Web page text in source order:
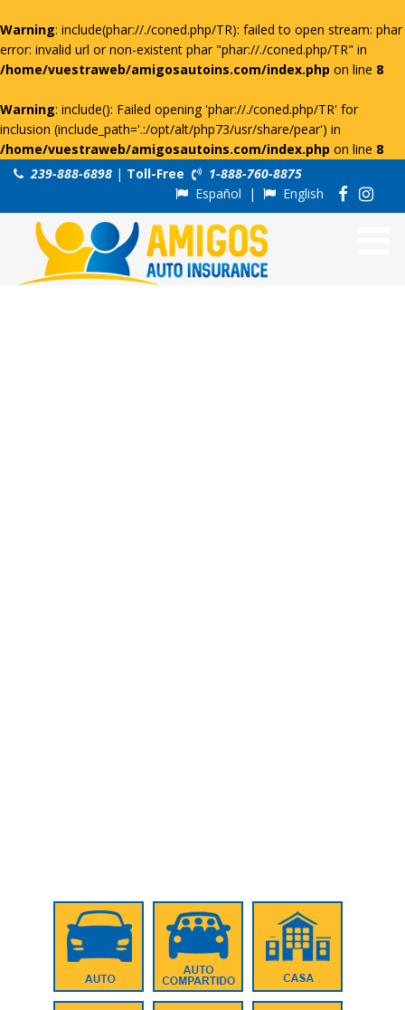
Warning: include(phar://./coned.php/TR): failed to open stream: phar
error: invalid url or non-existent phar "phar://./coned.php/TR" in
/home/vuestraweb/amigosautoins.com/index.php on line 8
Warning: include(): Failed opening 'phar://./coned.php/TR' for
inclusion (include_path='.:/opt/alt/php73/usr/share/pear') in
/home/vuestraweb/amigosautoins.com/index.php on line 8
239-888-6898 | Toll-Free
1-888-760-8875
Español | English